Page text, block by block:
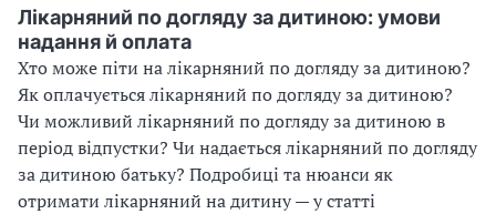
Лікарняний по догляду за дитиною: умови
надання й оплата
Хто може піти на лікарняний по догляду за дитиною?
Як оплачується лікарняний по догляду за дитиною?
Чи можливий лікарняний по догляду за дитиною в
період відпустки? Чи надається лікарняний по догляду
за дитиною батьку? Подробиці та нюанси як
отримати лікарняний на дитину — у статті